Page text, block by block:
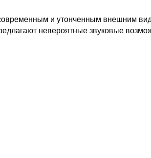
и утонченным внешним
невероятные звуковые